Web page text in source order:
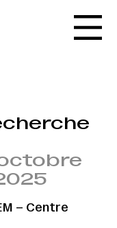
– Centre